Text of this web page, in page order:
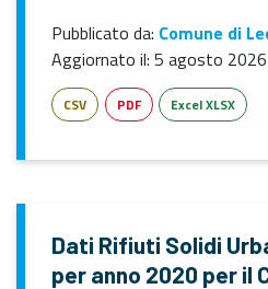
Pubblicato da: Comune di
Aggiornato il: 5 agosto 2026
CSV PDF Excel XLSX
Dati Rifiuti Solidi
per anno 2020 per il